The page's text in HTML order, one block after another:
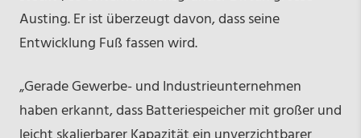
Austing. Er ist überzeugt davon, dass seine
Entwicklung Fuß fassen wird.
„Gerade Gewerbe- und Industrieunternehmen
haben erkannt, dass Batteriespeicher mit großer und